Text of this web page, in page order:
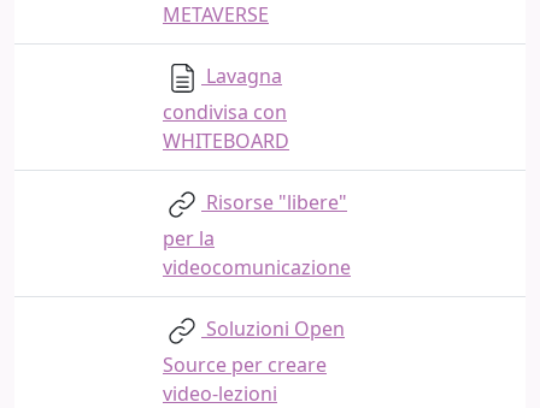
METAVERSE
Lavagna
condivisa con
WHITEBOARD
Risorse "libere"
per la
videocomunicazione
Soluzioni Open
Source per creare
video-lezioni